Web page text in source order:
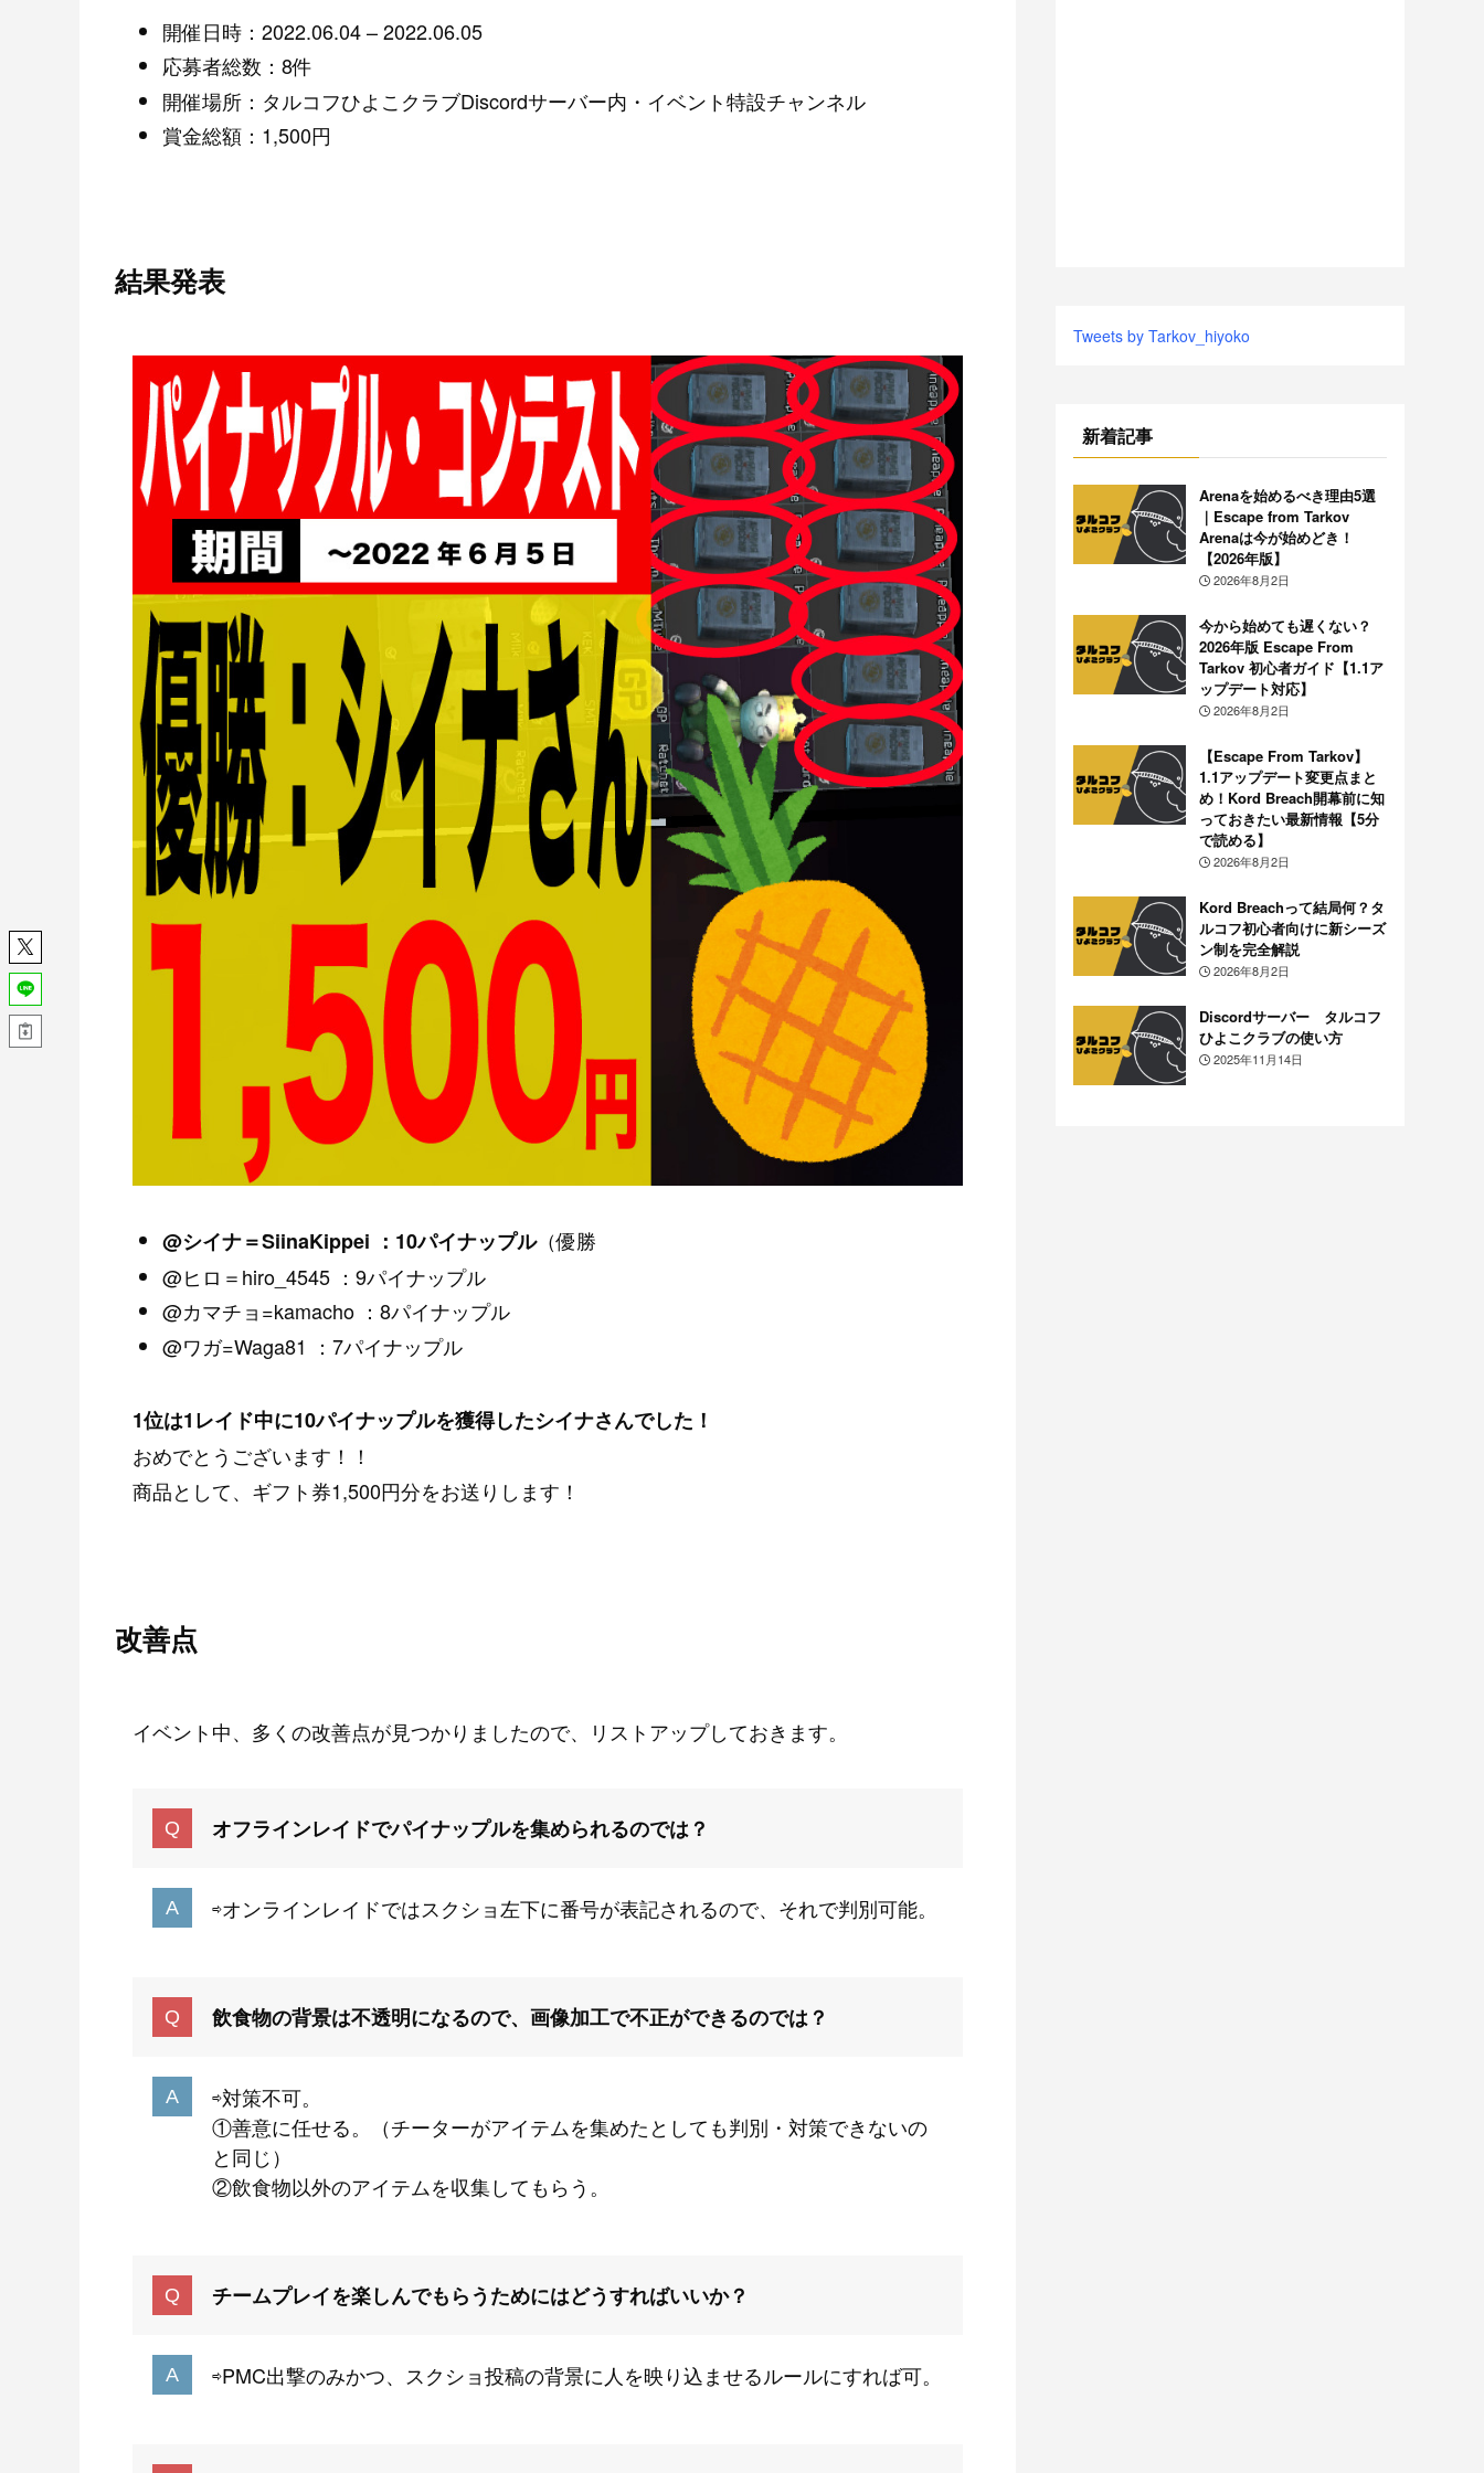
開催日時：2022.06.04 – 2022.06.05
応募者総数：8件
開催場所：タルコフひよこクラブDiscordサーバー内・イベント特設チャンネル
賞金総額：1,500円
結果発表
@シイナ＝SiinaKippei ：10パイナップル（優勝
@ヒロ＝hiro_4545 ：9パイナップル
@カマチョ=kamacho ：8パイナップル
@ワガ=Waga81 ：7パイナップル
1位は1レイド中に10パイナップルを獲得したシイナさんでした！
おめでとうございます！！
商品として、ギフト券1,500円分をお送りします！
改善点
イベント中、多くの改善点が見つかりましたので、リストアップしておきます。
オフラインレイドでパイナップルを集められるのでは？
⇨オンラインレイドではスクショ左下に番号が表記されるので、それで判別可能。
飲食物の背景は不透明になるので、画像加工で不正ができるのでは？
⇨対策不可。
①善意に任せる。（チーターがアイテムを集めたとしても判別・対策できないの
と同じ）
②飲食物以外のアイテムを収集してもらう。
チームプレイを楽しんでもらうためにはどうすればいいか？
⇨PMC出撃のみかつ、スクショ投稿の背景に人を映り込ませるルールにすれば可。
Tweets by Tarkov_hiyoko
新着記事
Arenaを始めるべき理由5選
｜Escape from Tarkov
Arenaは今が始めどき！
【2026年版】
2026年8月2日
今から始めても遅くない？
2026年版 Escape From
Tarkov 初心者ガイド【1.1ア
ップデート対応】
2026年8月2日
【Escape From Tarkov】
1.1アップデート変更点まと
め！Kord Breach開幕前に知
っておきたい最新情報【5分
で読める】
2026年8月2日
Kord Breachって結局何？タ
ルコフ初心者向けに新シーズ
ン制を完全解説
2026年8月2日
Discordサーバー タルコフ
ひよこクラブの使い方
2025年11月14日